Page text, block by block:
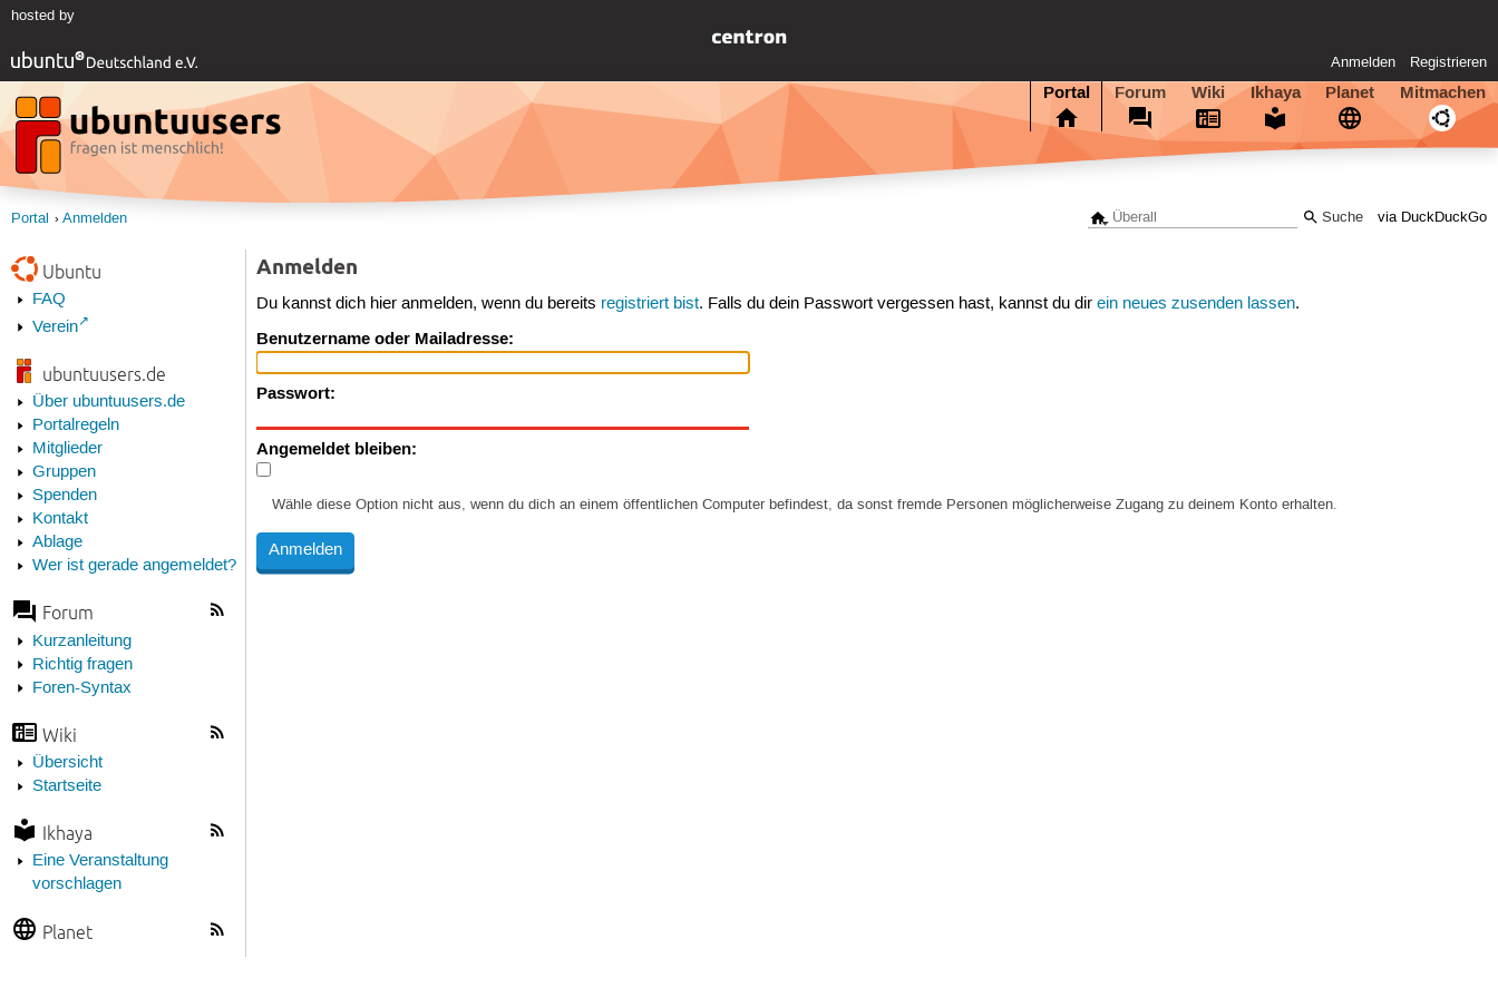
hosted by
Anmelden Registrieren
Portal Forum Wiki Ikhaya Planet Mitmachen
via DuckDuckGo
Portal Anmelden
Ubuntu
FAQ
Verein
ubuntuusers.de
Über ubuntuusers.de
Portalregeln
Mitglieder
Gruppen
Spenden
Kontakt
Ablage
Wer ist gerade angemeldet?
Forum
Kurzanleitung
Richtig fragen
Foren-Syntax
Wiki
Übersicht
Startseite
Ikhaya
Eine Veranstaltung
vorschlagen
Planet
Anmelden
Du kannst dich hier anmelden, wenn du bereits registriert bist. Falls du dein Passwort vergessen hast, kannst du direin neues zusenden lassen.
Benutzername oder Mailadresse:
Passwort:
Angemeldet bleiben:
Wähle diese Option nicht aus, wenn du dich an einem öffentlichen Computer befindest, da sonst fremde Personen möglicherweise Zugang zu deinem Konto erhalten.